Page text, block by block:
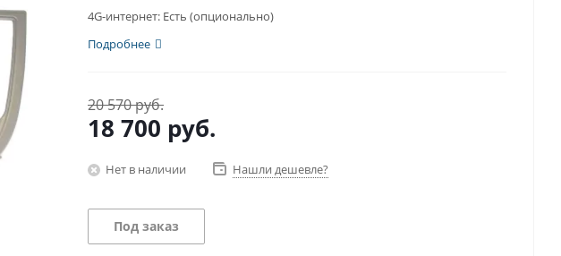
4G-интернет: Есть (опционально)
Подробнее
20 570 руб.
18 700 руб.
Нет в наличии Нашли дешевле?
Под заказ